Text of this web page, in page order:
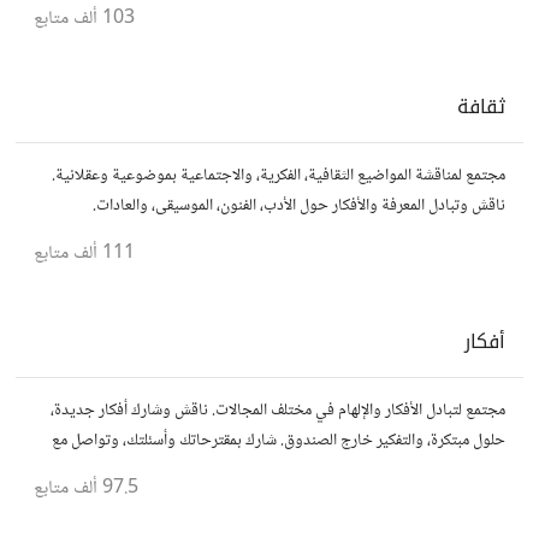
103 ألف متابع
ثقافة
مجتمع لمناقشة المواضيع الثقافية، الفكرية، والاجتماعية بموضوعية وعقلانية.
ناقش وتبادل المعرفة والأفكار حول الأدب، الفنون، الموسيقى، والعادات.
111 ألف متابع
أفكار
مجتمع لتبادل الأفكار والإلهام في مختلف المجالات. ناقش وشارك أفكار جديدة،
حلول مبتكرة، والتفكير خارج الصندوق. شارك بمقترحاتك وأسئلتك، وتواصل مع
97.5 ألف متابع